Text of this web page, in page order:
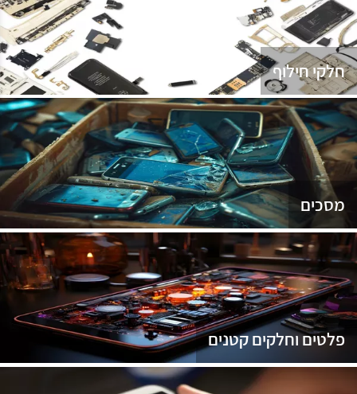
חלקי חילוף
מסכים
פלטים וחלקים קטנים